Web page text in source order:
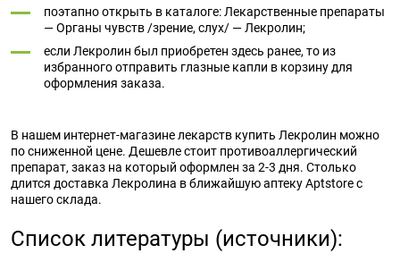
поэтапно открыть в каталоге: Лекарственные препараты
— Органы чувств /зрение, слух/ — Лекролин;
если Лекролин был приобретен здесь ранее, то из
избранного отправить глазные капли в корзину для
оформления заказа.
В нашем интернет-магазине лекарств купить Лекролин можно
по сниженной цене. Дешевле стоит противоаллергический
препарат, заказ на который оформлен за 2-3 дня. Столько
длится доставка Лекролина в ближайшую аптеку Aptstore с
нашего склада.
Список литературы (источники):